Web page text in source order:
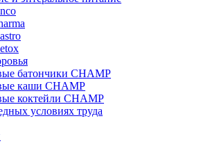
батончики CHAMP
каши CHAMP
коктейли CHAMP
условиях труда